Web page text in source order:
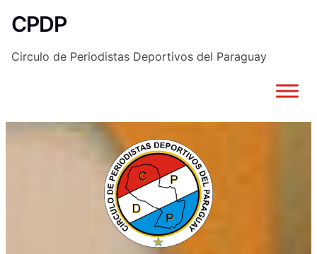
Saltar
al
contenido
CPDP
Circulo de Periodistas Deportivos del Paraguay